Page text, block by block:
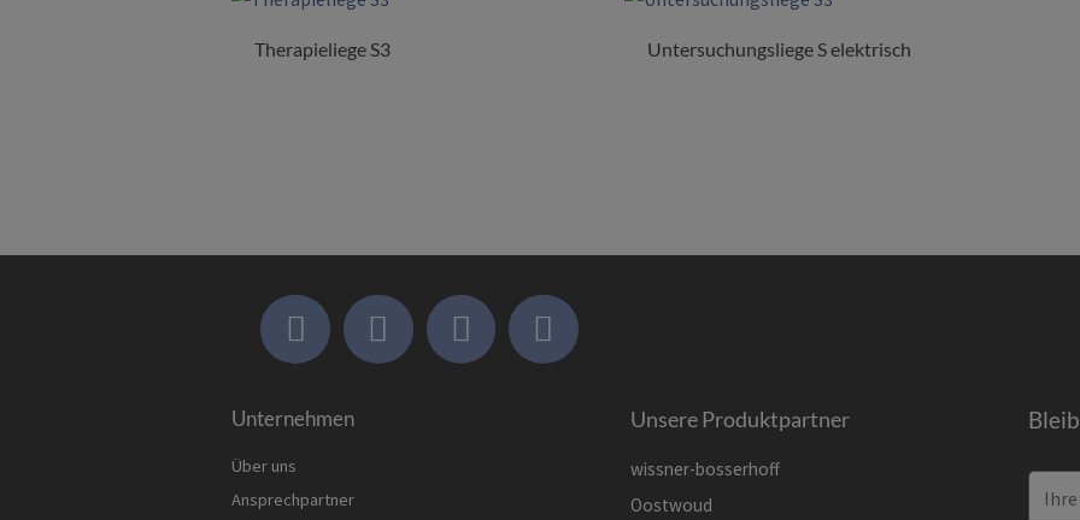
Therapieliege S3 Untersuchungsliege S elektrisch
Unternehmen
Über uns
Ansprechpartner
Unsere Produktpartner
wissner-bosserhoff
Oostwoud